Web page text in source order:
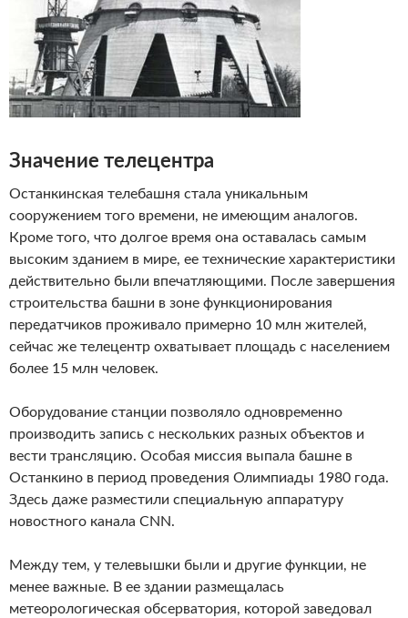
Значение телецентра
Останкинская телебашня стала уникальным
сооружением того времени, не имеющим аналогов.
Кроме того, что долгое время она оставалась самым
высоким зданием в мире, ее технические характеристики
действительно были впечатляющими. После завершения
строительства башни в зоне функционирования
передатчиков проживало примерно 10 млн жителей,
сейчас же телецентр охватывает площадь с населением
более 15 млн человек.
Оборудование станции позволяло одновременно
производить запись с нескольких разных объектов и
вести трансляцию. Особая миссия выпала башне в
Останкино в период проведения Олимпиады 1980 года.
Здесь даже разместили специальную аппаратуру
новостного канала CNN.
Между тем, у телевышки были и другие функции, не
менее важные. В ее здании размещалась
метеорологическая обсерватория, которой заведовал